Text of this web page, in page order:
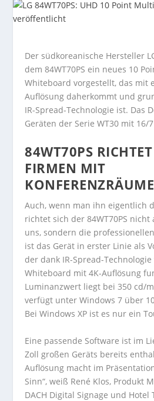
Der südkoreanische Hersteller
dem 84WT70PS ein neues 10
Whiteboard vorgestellt, das mit
Auflösung daherkommt und
IR-Spread-Technologie ist. Das
Geräten der Serie WT30 mit 16/
84WT70PS
FIRMEN MIT
Auch, wenn man ihn eigentlich
richtet sich der 84WT70PS nicht
uns, sondern die
ist das Gerät in erster Linie als
der dank IR-Spread-
Whiteboard mit 4K-Auflösung
Luminanzwert liegt bei 350 cd/
verfügt unter Windows 7 über
Bei Windows XP ist es nur ein
Eine passende Software ist im
Zoll großen Geräts bereits
Auflösung macht im
Sinn“, weiß René Klos, Produkt
DACH Digital Signage und Hotel